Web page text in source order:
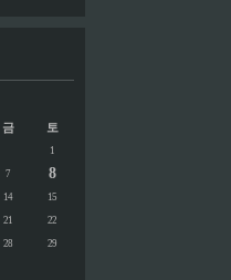
금 토
1
7 8
14 15
21 22
28 29